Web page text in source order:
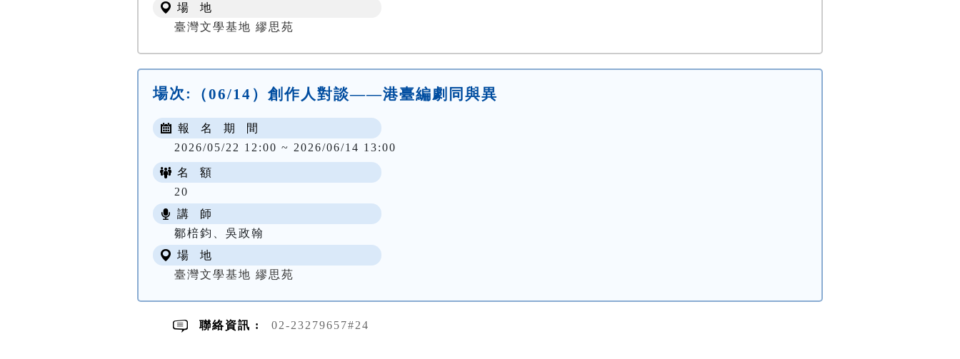
場 地
臺灣文學基地 繆思苑
場次: （06/14）創作人對談——港臺編劇同與異
報 名 期 間
2026/05/22 12:00 ~ 2026/06/14 13:00
名 額
20
講 師
鄒棓鈞、吳政翰
場 地
臺灣文學基地 繆思苑
聯絡資訊 : 02-23279657#24